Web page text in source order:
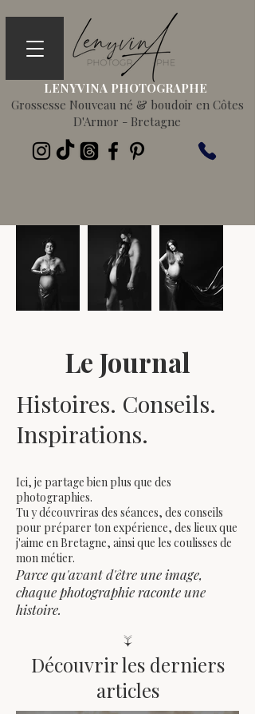
LENYVINA PHOTOGRAPHE
Grossesse Nouveau né & boudoir en Côtes
D'Armor - Bretagne
Le Journal
Histoires. Conseils.
Inspirations.
Ici, je partage bien plus que des
photographies.
Tu y découvriras des séances, des conseils
pour préparer ton expérience, des lieux que
j'aime en Bretagne, ainsi que les coulisses de
mon métier.
Parce qu'avant d'être une image,
chaque photographie raconte une
histoire.
↓
Découvrir les derniers
articles